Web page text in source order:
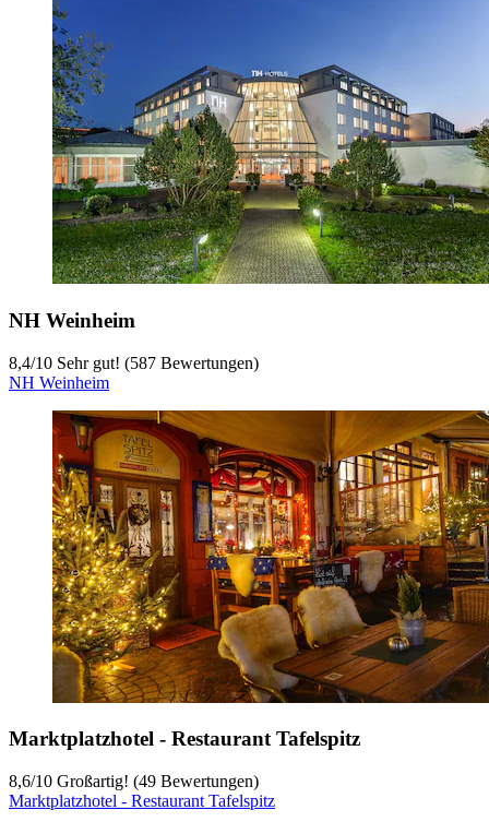
NH Weinheim
8,4/10 Sehr gut! (587 Bewertungen)
NH Weinheim
Marktplatzhotel - Restaurant Tafelspitz
8,6/10 Großartig! (49 Bewertungen)
Marktplatzhotel - Restaurant Tafelspitz